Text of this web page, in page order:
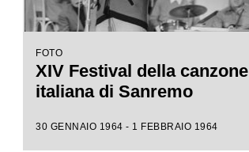
FOTO
XIV Festival della canzone
italiana di Sanremo
30 GENNAIO 1964 - 1 FEBBRAIO 1964